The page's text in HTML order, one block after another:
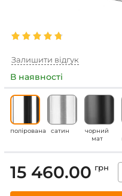
Залишити відгук
В наявності
полірована сатин
чорний
мат
15 460.00 грн